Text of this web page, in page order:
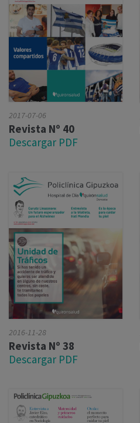
2017-07-06
Revista Nº 40
Descargar PDF
2016-11-28
Revista Nº 38
Descargar PDF